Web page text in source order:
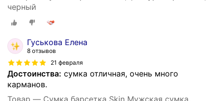
черный
Гуськова Елена
8 отзывов
21 февраля
Достоинства: сумка отличная, очень много
карманов.
Товар — Сумка барсетка Skin Мужская сумка,